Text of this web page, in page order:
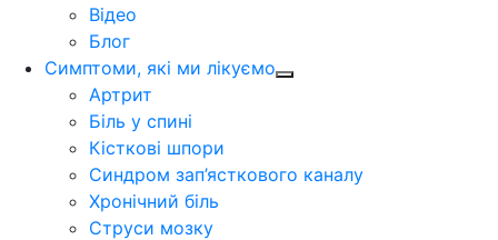
Відео
Блог
Симптоми, які ми лікуємо
Артрит
Біль у спині
Кісткові шпори
Синдром зап’ясткового каналу
Хронічний біль
Струси мозку